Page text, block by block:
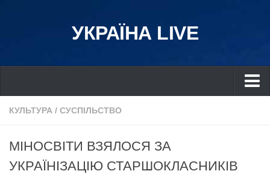
УКРАЇНА LIVE
Україна
Дніпро
Львів
КУЛЬТУРА / СУСПІЛЬСТВО
МІНОСВІТИ ВЗЯЛОСЯ ЗА
УКРАЇНІЗАЦІЮ СТАРШОКЛАСНИКІВ